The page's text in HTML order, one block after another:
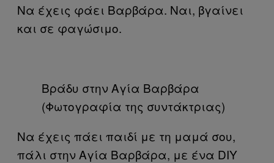
Να έχεις φάει Βαρβάρα. Ναι, βγαίνει
και σε φαγώσιμο.
Βράδυ στην Αγία Βαρβάρα
(Φωτογραφία της συντάκτριας)
Να έχεις πάει παιδί με τη μαμά σου,
πάλι στην Αγία Βαρβάρα, με ένα DIY